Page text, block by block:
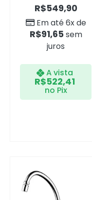
R$549,90
Em até 6x de
R$91,65 sem
juros
A vista
R$522,41
no Pix